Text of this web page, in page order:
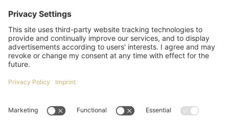
beispielsweise auswerten, welche Buttons auf unserer Website wie
gekauft wurden. Diese Informationen dienen dazu, Conversion-Statistiken
zu erstellen. Wir erfahren die Gesamtanzahl der Nutzer, die auf unsere
Anzeigen geklickt haben und welche Aktionen sie durchgeführt haben. Wir
identifizieren können. Google selbst nutzt zur Identifikation Cookies oder